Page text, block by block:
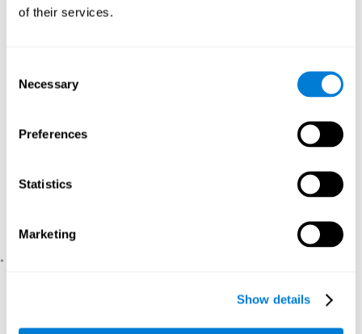
of their services.
Selection
Necessary
Preferences
Statistics
Marketing
Show details
によって包括的な神経心理学的評価
Memory Malingering (TOMM), Hooper Visual Organisation Task
(VOT) と Variables of Attention (TOVA). をベースにしています。
: 3 つのオブジェクトは、画面に
トのプレゼンテーションの順番を覚えて必要があります。
その後、いくつかのものとは異なる、3 つのオブジェクトの
ケンスを検出します
。
更生または認識を改善する方法
か。